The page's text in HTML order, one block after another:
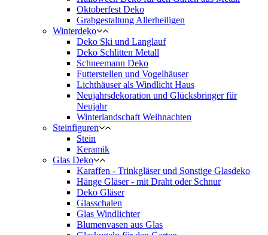
Oktoberfest Deko
Grabgestaltung Allerheiligen
Winterdeko
Deko Ski und Langlauf
Deko Schlitten Metall
Schneemann Deko
Futterstellen und Vogelhäuser
Lichthäuser als Windlicht Haus
Neujahrsdekoration und Glücksbringer für
Neujahr
Winterlandschaft Weihnachten
Steinfiguren
Stein
Keramik
Glas Deko
Karaffen - Trinkgläser und Sonstige Glasdeko
Hänge Gläser - mit Draht oder Schnur
Deko Gläser
Glasschalen
Glas Windlichter
Blumenvasen aus Glas